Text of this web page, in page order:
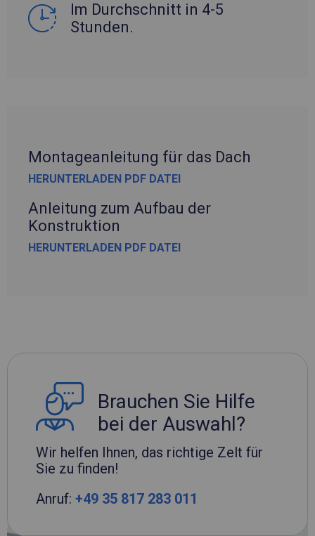
Im Durchschnitt in 4-5
Stunden.
Montageanleitung für das Dach
HERUNTERLADEN PDF DATEI
Anleitung zum Aufbau der
Konstruktion
HERUNTERLADEN PDF DATEI
Brauchen Sie Hilfe
bei der Auswahl?
Wir helfen Ihnen, das richtige Zelt für
Sie zu finden!
Anruf: +49 35 817 283 011